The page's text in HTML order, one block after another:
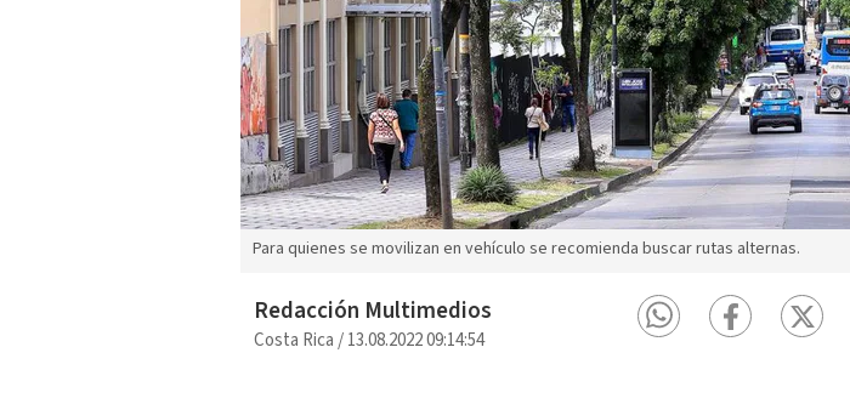
Para quienes se movilizan en vehículo se recomienda buscar rutas alternas.
Redacción Multimedios
Costa Rica/13.08.2022 09:14:54